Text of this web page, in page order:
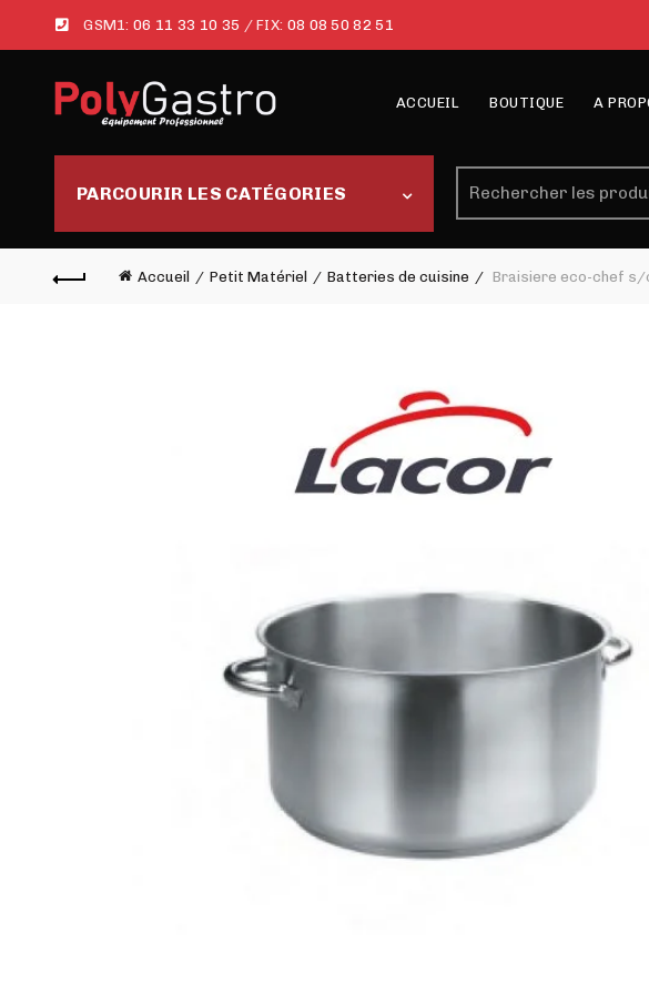
GSM1:06 11 33 10 35 / FIX: 08 08 50 82 51
ACCUEIL BOUTIQUE A
PARCOURIR LES CATÉGORIES
Accueil Petit Matériel Batteries de cuisine Braisiere eco-chef s/